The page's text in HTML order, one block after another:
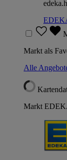
Markt als
Alle
Markt